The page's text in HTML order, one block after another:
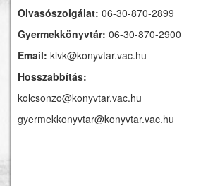
Olvasószolgálat: 06-30-870-2899
Gyermekkönyvtár: 06-30-870-2900
Email: klvk@konyvtar.vac.hu
Hosszabbítás:
kolcsonzo@konyvtar.vac.hu
gyermekkonyvtar@konyvtar.vac.hu